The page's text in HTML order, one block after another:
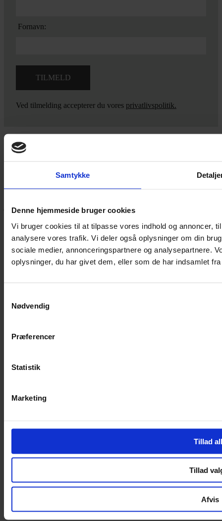
Samtykke
Denne hjemmeside bruger cookies
Vi bruger cookies til at tilpasse vores indhold og annoncer,
analysere vores trafik. Vi deler også oplysninger om din
sociale medier, annonceringspartnere og analysepartnere.
oplysninger, du har givet dem, eller som de har indsamlet
Nødvendig
Præferencer
Statistik
Marketing
Tillad
Tillad
Afvis
Fornavn:
Ved tilmelding accepterer du vores privatlivspolitik.
Yarn Every Wear
Hvis du bøvler med noget eller ønsker ny inspiration, så skriv til
jeg dig på vej.
Vestergade 12 6270, Tønder
60 51 96 50
post@yarneverywear.dk
CVR 43041649
Facebook-f Instagram
Handelsbetingelser
Handelsbetingelser
Om Yarn Every Wear
Mandag – Fredag 10:00 – 17:30
Copyright © 2022.Design & hosting by Webhuset Ballum ApS